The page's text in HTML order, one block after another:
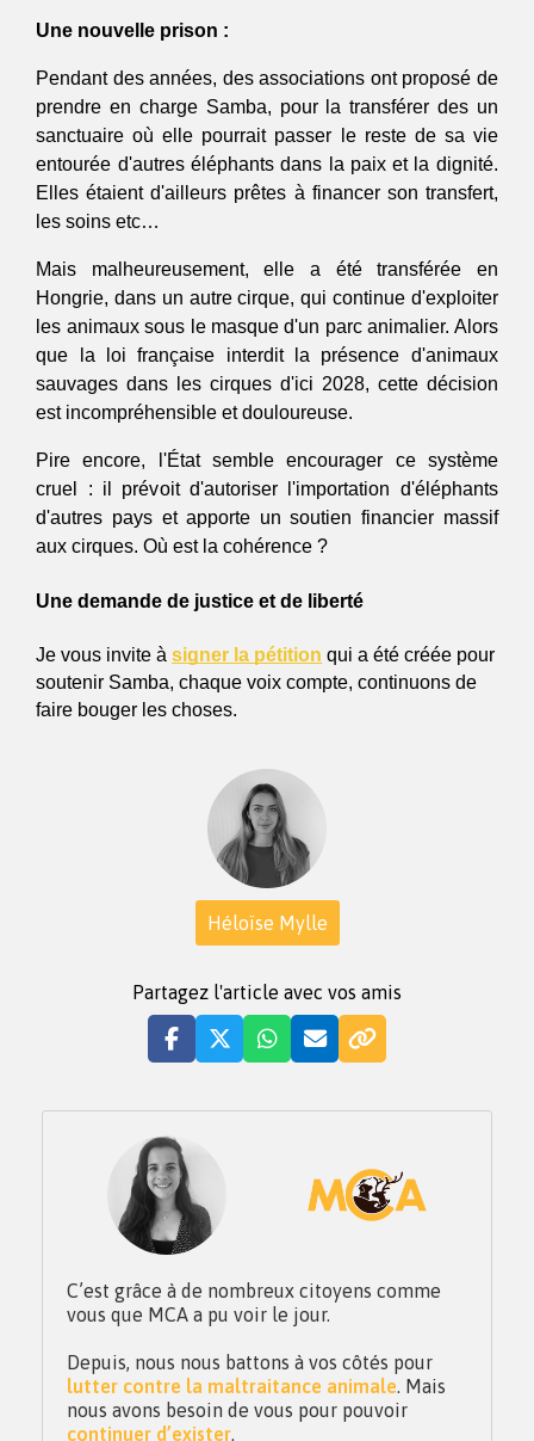
Une nouvelle prison :
Pendant des années, des associations ont proposé de
prendre en charge Samba, pour la transférer des un
sanctuaire où elle pourrait passer le reste de sa vie
entourée d'autres éléphants dans la paix et la dignité.
Elles étaient d'ailleurs prêtes à financer son transfert,
les soins etc…
Mais malheureusement, elle a été transférée en
Hongrie, dans un autre cirque, qui continue d'exploiter
les animaux sous le masque d'un parc animalier. Alors
que la loi française interdit la présence d'animaux
sauvages dans les cirques d'ici 2028, cette décision
est incompréhensible et douloureuse.
Pire encore, l'État semble encourager ce système
cruel : il prévoit d'autoriser l'importation d'éléphants
d'autres pays et apporte un soutien financier massif
aux cirques. Où est la cohérence ?
Une demande de justice et de liberté
Je vous invite à signer la pétition qui a été créée pour
soutenir Samba, chaque voix compte, continuons de
faire bouger les choses.
Héloïse Mylle
Partagez l'article avec vos amis
C’est grâce à de nombreux citoyens comme
vous que MCA a pu voir le jour.
Depuis, nous nous battons à vos côtés pour
lutter contre la maltraitance animale. Mais
nous avons besoin de vous pour pouvoir
continuer d’exister.